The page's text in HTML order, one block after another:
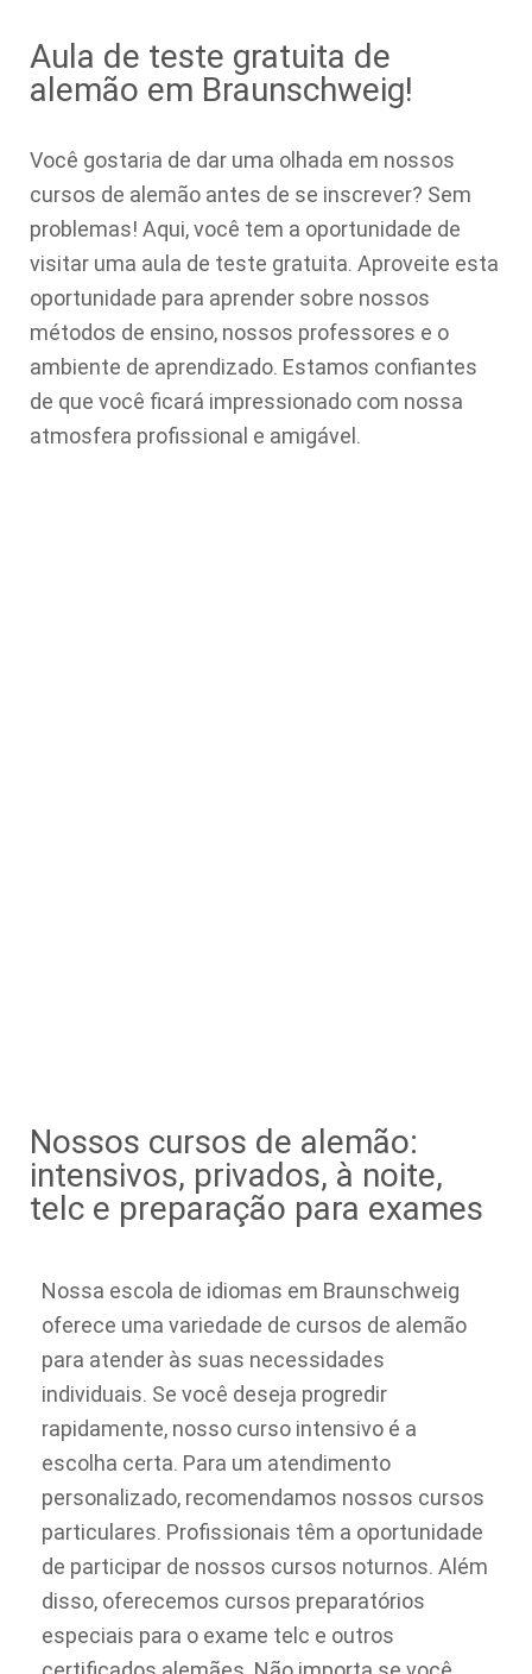
Aula de teste gratuita de
alemão em Braunschweig!
Você gostaria de dar uma olhada em nossos
cursos de alemão antes de se inscrever? Sem
problemas! Aqui, você tem a oportunidade de
visitar uma aula de teste gratuita. Aproveite esta
oportunidade para aprender sobre nossos
métodos de ensino, nossos professores e o
ambiente de aprendizado. Estamos confiantes
de que você ficará impressionado com nossa
atmosfera profissional e amigável.
Nossos cursos de alemão:
intensivos, privados, à noite,
telc e preparação para exames
Nossa escola de idiomas em Braunschweig
oferece uma variedade de cursos de alemão
para atender às suas necessidades
individuais. Se você deseja progredir
rapidamente, nosso curso intensivo é a
escolha certa. Para um atendimento
personalizado, recomendamos nossos cursos
particulares. Profissionais têm a oportunidade
de participar de nossos cursos noturnos. Além
disso, oferecemos cursos preparatórios
especiais para o exame telc e outros